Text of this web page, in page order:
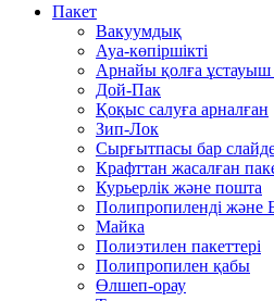
Пакет
Вакуумдық
Ауа-көпіршікті
Арнайы қолға ұстауыш
Дой-Пак
Қоқыс салуға арналған
Зип-Лок
Сырғытпасы бар
Крафттан жасалған
Курьерлік және пошта
Полипропиленді
Майка
Полиэтилен пакеттері
Полипропилен қабы
Өлшеп-орау